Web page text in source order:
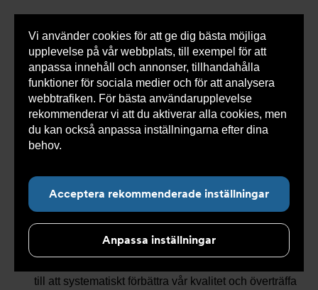
Vi använder cookies för att ge dig bästa möjliga
upplevelse på vår webbplats, till exempel för att
anpassa innehåll och annonser, tillhandahålla
funktioner för sociala medier och för att analysera
webbtrafiken. För bästa användarupplevelse
rekommenderar vi att du aktiverar alla cookies, men
du kan också anpassa inställningarna efter dina
behov.
Acceptera rekommenderade inställningar
Anpassa inställningar
Undernavigering för ”Om Erab”
ISO Certifikat
ISO 9001
En ISO 9001 certifiering är ett sätt för oss att visa,
både internt och externt, att vi på Erab är dedikerade
till att systematiskt förbättra vår kvalitet och överträffa